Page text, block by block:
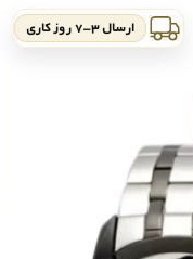
ارسال ۳-۷ روز کاری